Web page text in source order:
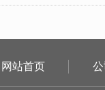
网站首页